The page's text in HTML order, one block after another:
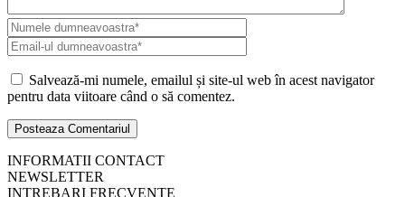
Salvează-mi numele, emailul și site-ul web în acest navigator
pentru data viitoare când o să comentez.
INFORMATII CONTACT
NEWSLETTER
INTREBARI FRECVENTE